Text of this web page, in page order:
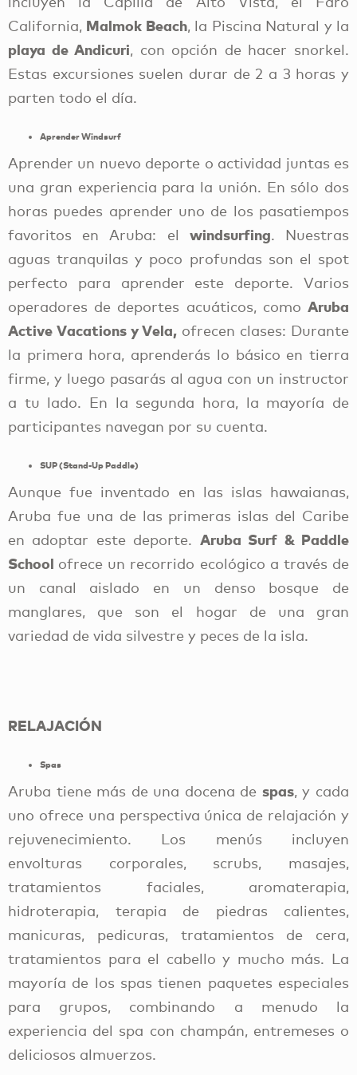
California, Malmok Beach, la Piscina Natural y la
playa de Andicuri, con opción de hacer snorkel.
Estas excursiones suelen durar de 2 a 3 horas y
parten todo el día.
Aprender Windsurf
Aprender un nuevo deporte o actividad juntas es
una gran experiencia para la unión. En sólo dos
horas puedes aprender uno de los pasatiempos
favoritos en Aruba: el windsurfing. Nuestras
aguas tranquilas y poco profundas son el spot
perfecto para aprender este deporte. Varios
operadores de deportes acuáticos, como Aruba
Active Vacations y Vela, ofrecen clases: Durante
la primera hora, aprenderás lo básico en tierra
firme, y luego pasarás al agua con un instructor
a tu lado. En la segunda hora, la mayoría de
participantes navegan por su cuenta.
SUP (Stand-Up Paddle)
Aunque fue inventado en las islas hawaianas,
Aruba fue una de las primeras islas del Caribe
en adoptar este deporte. Aruba Surf & Paddle
School ofrece un recorrido ecológico a través de
un canal aislado en un denso bosque de
manglares, que son el hogar de una gran
variedad de vida silvestre y peces de la isla.
RELAJACIÓN
Spas
Aruba tiene más de una docena de spas, y cada
uno ofrece una perspectiva única de relajación y
rejuvenecimiento. Los menús incluyen
envolturas corporales, scrubs, masajes,
tratamientos faciales, aromaterapia,
hidroterapia, terapia de piedras calientes,
manicuras, pedicuras, tratamientos de cera,
tratamientos para el cabello y mucho más. La
mayoría de los spas tienen paquetes especiales
para grupos, combinando a menudo la
experiencia del spa con champán, entremeses o
deliciosos almuerzos.